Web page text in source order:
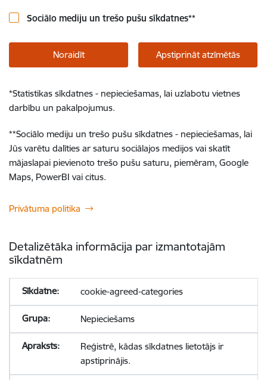
Sociālo mediju un trešo pušu sīkdatnes**
Noraidīt Apstiprināt atzīmētās
*Statistikas sīkdatnes - nepieciešamas, lai uzlabotu vietnes
darbību un pakalpojumus.
**Sociālo mediju un trešo pušu sīkdatnes - nepieciešamas, lai
Jūs varētu dalīties ar saturu sociālajos medijos vai skatīt
mājaslapai pievienoto trešo pušu saturu, piemēram, Google
Maps, PowerBI vai citus.
Privātuma politika
Detalizētāka informācija par izmantotajām
sīkdatnēm
cookie-agreed-categories
Nepieciešams
Reģistrē, kādas sīkdatnes lietotājs ir
apstiprinājis.